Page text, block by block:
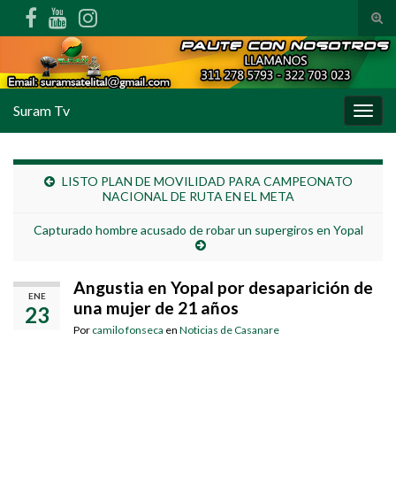
Suram Tv
LISTO PLAN DE MOVILIDAD PARA CAMPEONATO
NACIONAL DE RUTA EN EL META
Capturado hombre acusado de robar un supergiros en Yopal
ENE
23
Angustia en Yopal por desaparición de
una mujer de 21 años
Por camilo fonseca en Noticias de Casanare